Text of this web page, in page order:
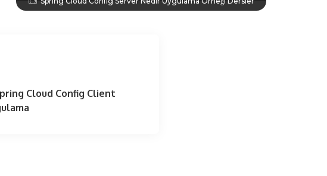
Cloud Config Client